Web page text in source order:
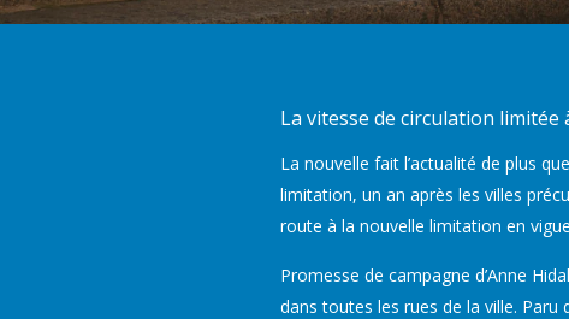
La vitesse de circulation
La nouvelle fait l’actualité de plus
limitation, un an après les villes
route à la nouvelle limitation en
Promesse de campagne d’Anne
dans toutes les rues de la ville.